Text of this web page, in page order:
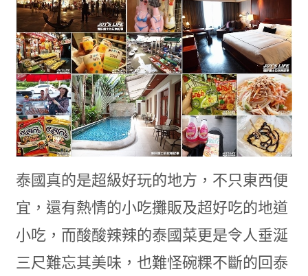
泰國真的是超級好玩的地方，不只東西便
宜，還有熱情的小吃攤販及超好吃的地道
小吃，而酸酸辣辣的泰國菜更是令人垂涎
三尺難忘其美味，也難怪碗粿不斷的回泰